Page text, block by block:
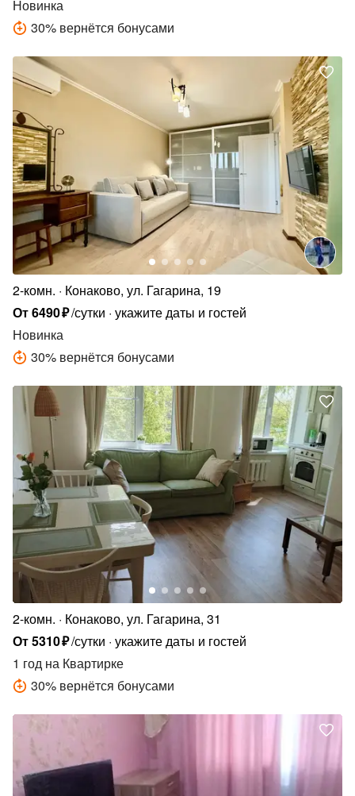
Новинка
30% вернётся бонусами
2-комн.
Конаково, ул. Гагарина, 19
От6490₽/сутки укажите даты и гостей
Новинка
30% вернётся бонусами
2-комн.
Конаково, ул. Гагарина, 31
От5310₽/сутки укажите даты и гостей
1 год на Квартирке
30% вернётся бонусами